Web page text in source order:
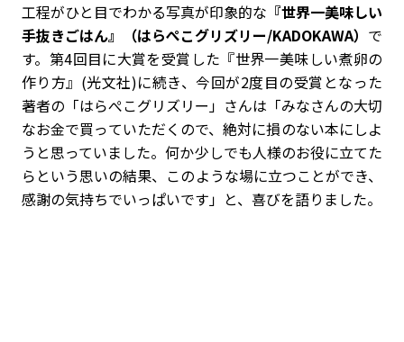
工程がひと目でわかる写真が印象的な 『世界一美味しい
手抜きごはん』（はらぺこグリズリー/KADOKAWA） で
す。第4回目に大賞を受賞した『世界一美味しい煮卵の
作り方』(光文社)に続き、今回が2度目の受賞となった
著者の「はらぺこグリズリー」さんは「みなさんの大切
なお金で買っていただくので、絶対に損のない本にしよ
うと思っていました。何か少しでも人様のお役に立てた
らという思いの結果、このような場に立つことができ、
感謝の気持ちでいっぱいです」と、喜びを語りました。